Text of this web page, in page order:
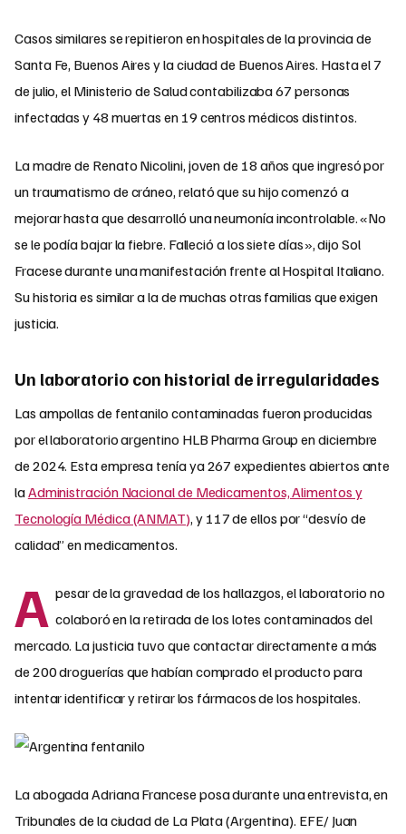
Casos similares se repitieron en hospitales de la provincia de
Santa Fe, Buenos Aires y la ciudad de Buenos Aires. Hasta el 7
de julio, el Ministerio de Salud contabilizaba 67 personas
infectadas y 48 muertas en 19 centros médicos distintos.
La madre de Renato Nicolini, joven de 18 años que ingresó por
un traumatismo de cráneo, relató que su hijo comenzó a
mejorar hasta que desarrolló una neumonía incontrolable. «No
se le podía bajar la fiebre. Falleció a los siete días», dijo Sol
Fracese durante una manifestación frente al Hospital Italiano.
Su historia es similar a la de muchas otras familias que exigen
justicia.
Un laboratorio con historial de irregularidades
Las ampollas de fentanilo contaminadas fueron producidas
por el laboratorio argentino HLB Pharma Group en diciembre
de 2024. Esta empresa tenía ya 267 expedientes abiertos ante
laAdministración Nacional de Medicamentos, Alimentos y
Tecnología Médica (ANMAT), y 117 de ellos por “desvío de
calidad” en medicamentos.
A pesar de la gravedad de los hallazgos, el laboratorio no
colaboró en la retirada de los lotes contaminados del
mercado. La justicia tuvo que contactar directamente a más
de 200 droguerías que habían comprado el producto para
intentar identificar y retirar los fármacos de los hospitales.
La abogada Adriana Francese posa durante una entrevista, en
Tribunales de la ciudad de La Plata (Argentina). EFE/ Juan